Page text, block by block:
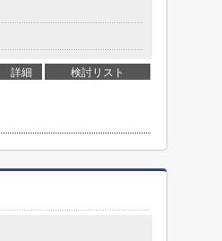
詳細 検討リスト